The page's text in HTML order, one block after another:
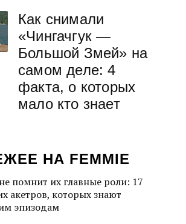
Как снимали
«Чингачгук —
Большой Змей» на
самом деле: 4
факта, о которых
мало кто знает
НА FEMMIE
помнит их главные роли: 17
акетров, которых знают
эпизодам